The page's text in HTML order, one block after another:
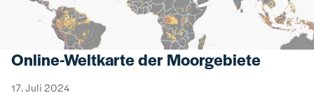
Online-Weltkarte der Moorgebiete
17. Juli 2024